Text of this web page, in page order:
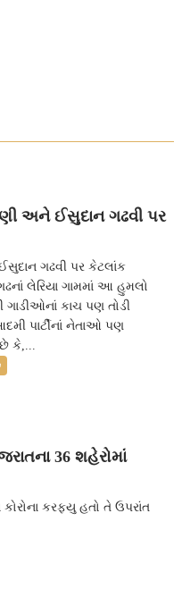
અને ઈસુદાન ગઢવી પર
ગઢવી પર કેટલાંક
લેરિયા ગામમાં આ હુમલો
ગાડીઓનાં કાચ પણ તોડી
પાર્ટીનાં નેતાઓ પણ
કે,...
36 શહેરોમાં
કરફ્યુ હતો તે ઉપરાંત